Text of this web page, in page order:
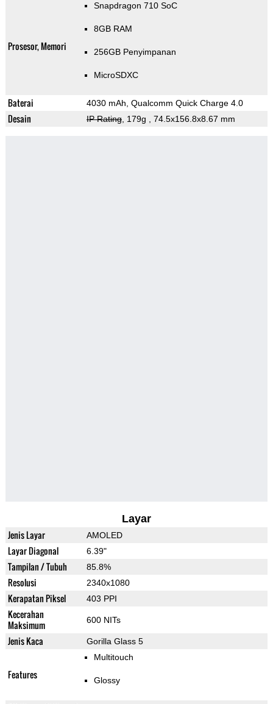
Prosesor, Memori
Snapdragon 710 SoC
8GB RAM
256GB Penyimpanan
MicroSDXC
Baterai 4030 mAh, Qualcomm Quick Charge 4.0
Desain IP Rating, 179g , 74.5x156.8x8.67 mm
Layar
Jenis Layar AMOLED
Layar Diagonal 6.39"
Tampilan / Tubuh 85.8%
Resolusi 2340x1080
Kerapatan Piksel 403 PPI
Kecerahan
Maksimum
600 NITs
Jenis Kaca Gorilla Glass 5
Features
Multitouch
Glossy